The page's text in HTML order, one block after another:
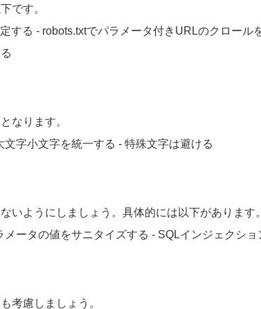
です。
する - robots.txtでパラメータ付きURLのクロール
なります。
字小文字を統一する - 特殊文字は避ける
いようにしましょう。具体的には以下があります。
ータの値をサニタイズする - SQLインジェクショ
考慮しましょう。